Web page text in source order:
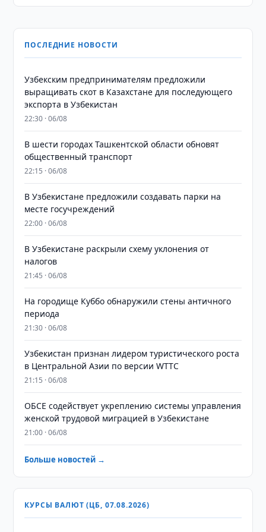
ПОСЛЕДНИЕ НОВОСТИ
Узбекским предпринимателям предложили
выращивать скот в Казахстане для последующего
экспорта в Узбекистан
22:30 · 06/08
В шести городах Ташкентской области обновят
общественный транспорт
22:15 · 06/08
В Узбекистане предложили создавать парки на
месте госучреждений
22:00 · 06/08
В Узбекистане раскрыли схему уклонения от
налогов
21:45 · 06/08
На городище Куббо обнаружили стены античного
периода
21:30 · 06/08
Узбекистан признан лидером туристического роста
в Центральной Азии по версии WTTC
21:15 · 06/08
ОБСЕ содействует укреплению системы управления
женской трудовой миграцией в Узбекистане
21:00 · 06/08
Больше новостей →
КУРСЫ ВАЛЮТ (ЦБ, 07.08.2026)